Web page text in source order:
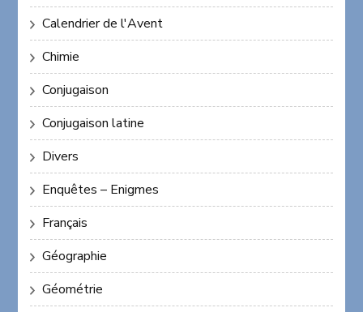
Calendrier de l'Avent
Chimie
Conjugaison
Conjugaison latine
Divers
Enquêtes – Enigmes
Français
Géographie
Géométrie